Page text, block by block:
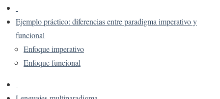
Ejemplo práctico: diferencias entre paradigma imperativo y
funcional
Enfoque imperativo
Enfoque funcional